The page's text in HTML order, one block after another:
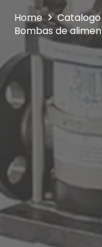
Home
Bombas de